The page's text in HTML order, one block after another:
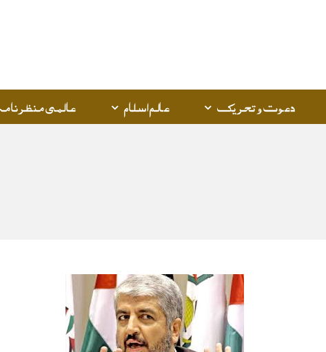
دعوت و تحریک عالم اسلام عالمی